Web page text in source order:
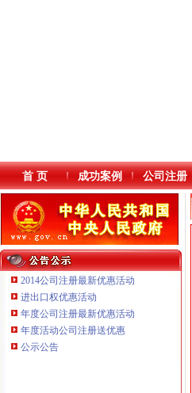
本站导航
首 页 成功案例 公司注册
2014公司注册最新优惠活动
进出口权优惠活动
年度公司注册最新优惠活动
年度活动公司注册送优惠
公示公告